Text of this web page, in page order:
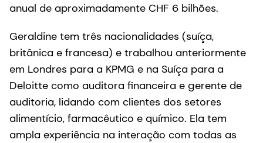
anual de aproximadamente CHF 6 bilhões.
Geraldine tem três nacionalidades (suíça,
britânica e francesa) e trabalhou anteriormente
em Londres para a KPMG e na Suíça para a
Deloitte como auditora financeira e gerente de
auditoria, lidando com clientes dos setores
alimentício, farmacêutico e químico. Ela tem
ampla experiência na interação com todas as